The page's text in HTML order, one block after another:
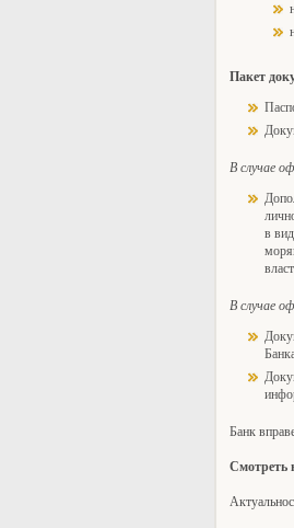
Пакет
В случае
в
В случае
Банк
Смотреть